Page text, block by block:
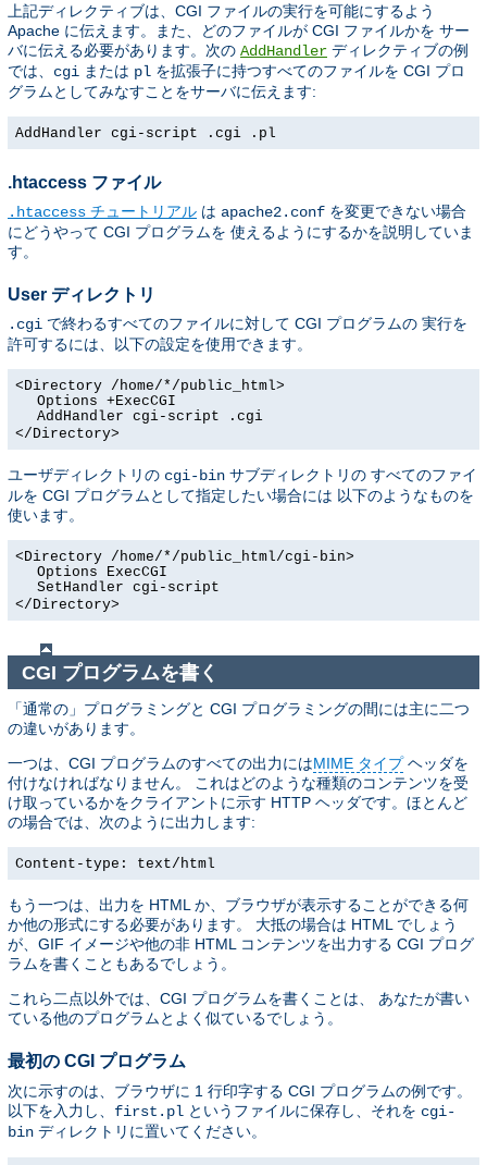
上記ディレクティブは、CGI ファイルの実行を可能にするよう
Apache に伝えます。また、どのファイルが CGI ファイルかを サー
バに伝える必要があります。次の AddHandler ディレクティブの例
では、 cgi または pl を拡張子に持つすべてのファイルを CGI プロ
グラムとしてみなすことをサーバに伝えます:
AddHandler cgi-script .cgi .pl
.htaccess ファイル
.htaccess チュートリアル は apache2.conf を変更できない場合
にどうやって CGI プログラムを 使えるようにするかを説明していま
す。
User ディレクトリ
.cgi で終わるすべてのファイルに対して CGI プログラムの 実行を
許可するには、以下の設定を使用できます。
<Directory /home/*/public_html>
Options +ExecCGI
AddHandler cgi-script .cgi
</Directory>
ユーザディレクトリの cgi-bin サブディレクトリの すべてのファイ
ルを CGI プログラムとして指定したい場合には 以下のようなものを
使います。
<Directory /home/*/public_html/cgi-bin>
Options ExecCGI
SetHandler cgi-script
</Directory>
CGI プログラムを書く
「通常の」プログラミングと CGI プログラミングの間には主に二つ
の違いがあります。
一つは、CGI プログラムのすべての出力にはMIME タイプヘッダを
付けなければなりません。 これはどのような種類のコンテンツを受
け取っているかをクライアントに示す HTTP ヘッダです。ほとんど
の場合では、次のように出力します:
Content-type: text/html
もう一つは、出力を HTML か、ブラウザが表示することができる何
か他の形式にする必要があります。 大抵の場合は HTML でしょう
が、GIF イメージや他の非 HTML コンテンツを出力する CGI プログ
ラムを書くこともあるでしょう。
これら二点以外では、CGI プログラムを書くことは、 あなたが書い
ている他のプログラムとよく似ているでしょう。
最初の CGI プログラム
次に示すのは、ブラウザに 1 行印字する CGI プログラムの例です。
以下を入力し、 first.pl というファイルに保存し、それを cgi-
bin ディレクトリに置いてください。